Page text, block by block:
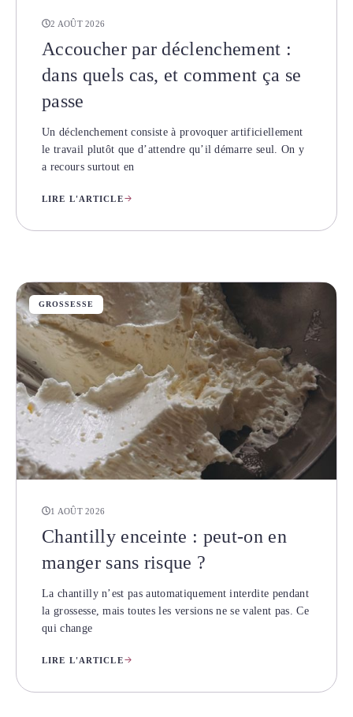
2 AOÛT 2026
Accoucher par déclenchement :
dans quels cas, et comment ça se
passe
Un déclenchement consiste à provoquer artificiellement
le travail plutôt que d’attendre qu’il démarre seul. On y
a recours surtout en
LIRE L'ARTICLE
GROSSESSE
1 AOÛT 2026
Chantilly enceinte : peut-on en
manger sans risque ?
La chantilly n’est pas automatiquement interdite pendant
la grossesse, mais toutes les versions ne se valent pas. Ce
qui change
LIRE L'ARTICLE